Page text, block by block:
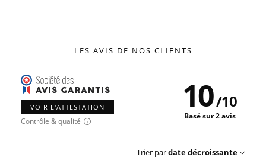
LES AVIS DE NOS CLIENTS
VOIR L'ATTESTATION
Contrôle & qualité
10/10
Basé sur 2 avis
Trier pardate décroissante